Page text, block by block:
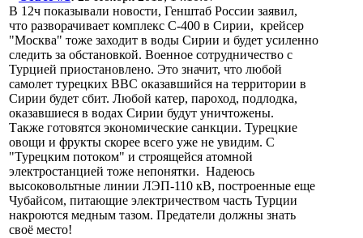
В 12ч показывали новости, Генштаб России заявил,
что разворачивает комплекс С-400 в Сирии, крейсер
"Москва" тоже заходит в воды Сирии и будет усиленно
следить за обстановкой. Военное сотрудничество с
Турцией приостановлено. Это значит, что любой
самолет турецких ВВС оказавшийся на территории в
Сирии будет сбит. Любой катер, пароход, подлодка,
оказавшиеся в водах Сирии будут уничтожены.
Также готовятся экономические санкции. Турецкие
овощи и фрукты скорее всего уже не увидим. С
"Турецким потоком" и строящейся атомной
электростанцией тоже непонятки. Надеюсь
высоковольтные линии ЛЭП-110 кВ, построенные еще
Чубайсом, питающие электричеством часть Турции
накроются медным тазом. Предатели должны знать
своё место!